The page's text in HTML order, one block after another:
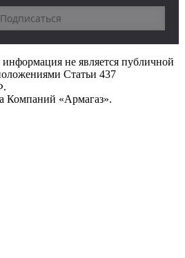
информация не является публичной
Статьи 437
«Армагаз».